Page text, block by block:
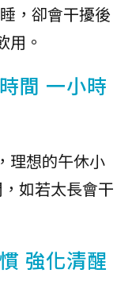
，卻會干擾後
用。
間 一小時
理想的午休小
如若太長會干
強化清醒